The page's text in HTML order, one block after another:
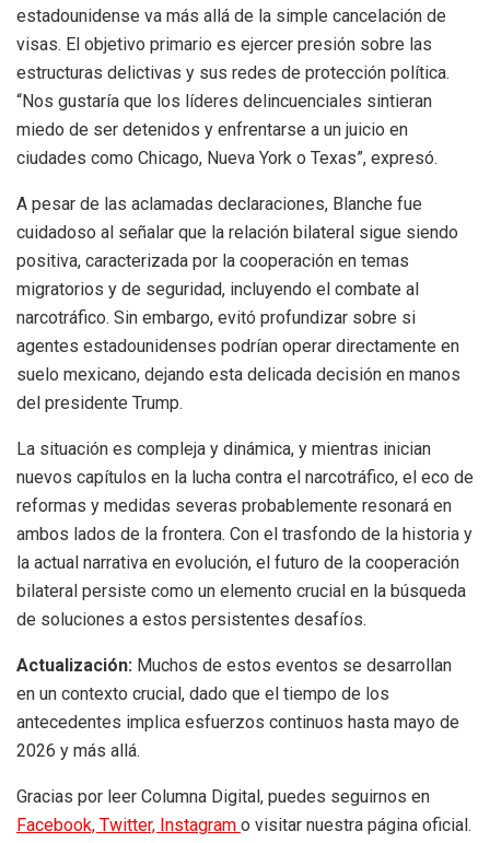
estadounidense va más allá de la simple cancelación de
visas. El objetivo primario es ejercer presión sobre las
estructuras delictivas y sus redes de protección política.
“Nos gustaría que los líderes delincuenciales sintieran
miedo de ser detenidos y enfrentarse a un juicio en
ciudades como Chicago, Nueva York o Texas”, expresó.
A pesar de las aclamadas declaraciones, Blanche fue
cuidadoso al señalar que la relación bilateral sigue siendo
positiva, caracterizada por la cooperación en temas
migratorios y de seguridad, incluyendo el combate al
narcotráfico. Sin embargo, evitó profundizar sobre si
agentes estadounidenses podrían operar directamente en
suelo mexicano, dejando esta delicada decisión en manos
del presidente Trump.
La situación es compleja y dinámica, y mientras inician
nuevos capítulos en la lucha contra el narcotráfico, el eco de
reformas y medidas severas probablemente resonará en
ambos lados de la frontera. Con el trasfondo de la historia y
la actual narrativa en evolución, el futuro de la cooperación
bilateral persiste como un elemento crucial en la búsqueda
de soluciones a estos persistentes desafíos.
Actualización: Muchos de estos eventos se desarrollan
en un contexto crucial, dado que el tiempo de los
antecedentes implica esfuerzos continuos hasta mayo de
2026 y más allá.
Gracias por leer Columna Digital, puedes seguirnos en
Facebook, Twitter, Instagram o visitar nuestra página oficial.